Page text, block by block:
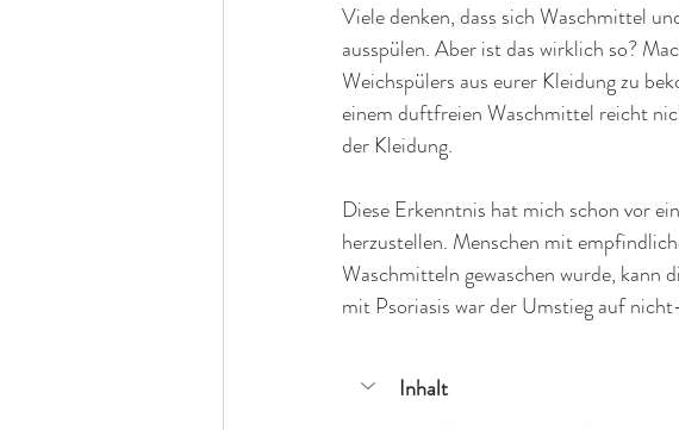
Viele denken, dass sich Waschmittel
ausspülen. Aber ist das wirklich so?
Weichspülers aus eurer Kleidung zu
einem duftfreien Waschmittel reicht
der Kleidung.
Diese Erkenntnis hat mich schon vor
herzustellen. Menschen mit
Waschmitteln gewaschen wurde, kann
mit Psoriasis war der Umstieg auf
Inhalt